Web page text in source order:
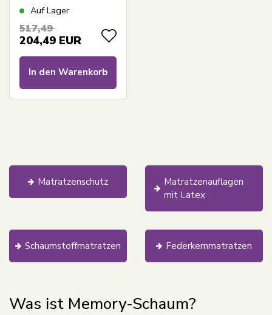
Memoryschaum -
Topmatratze - Borg
Auf Lager
517,49
204,49 EUR
In den Warenkorb
Matratzenschutz
Matratzenauflagen
mit Latex
Schaumstoffmatratzen Federkernmatratzen
Was ist Memory-Schaum?